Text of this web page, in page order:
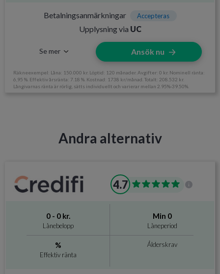
Det här är en högkostnadskredit
Om du inte kan betala tillbaka hela skulden riskerar du en
betalningsanmärkning. För stöd, vänd dig till budget- och
skuldrådgivningen i din kommun. Kontaktuppgifter finns på
hallåkonsument.se
Betalningsanmärkningar Accepteras
Upplysning via UC
Se mer Ansök nu
Räkneexempel: Låna: 150.000 kr. Löptid: 120 månader. Avgifter: 0 kr. Nominell ränta:
6,95 %. Effektiv årsränta: 7.18 %. Kostnad: 1738 kr/månad. Totalt: 208.532 kr.
Långivarnas ränta är rörlig, sätts individuellt och varierar mellan 2.95%-39.50%.
Krav och avgifter
Minst 8.400 kr
Andra alternativ
4.7
0 - 0 kr.
Lånebelopp
Min 0
Låneperiod
%
Effektiv ränta
Ålderskrav